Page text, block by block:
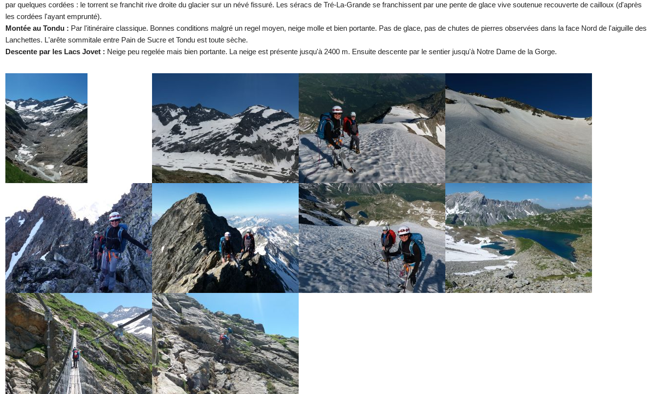
par quelques cordées : le torrent se franchit rive droite du glacier sur un névé fissuré. Les séracs de Tré-La-Grande se franchissent par une pente de glace vive soutenue recouverte de cailloux (d'après
les cordées l'ayant emprunté).
Montée au Tondu : Par l'itinéraire classique. Bonnes conditions malgré un regel moyen, neige molle et bien portante. Pas de glace, pas de chutes de pierres observées dans la face Nord de l'aiguille des
Lanchettes. L'arête sommitale entre Pain de Sucre et Tondu est toute sèche.
Descente par les Lacs Jovet : Neige peu regelée mais bien portante. La neige est présente jusqu'à 2400 m. Ensuite descente par le sentier jusqu'à Notre Dame de la Gorge.